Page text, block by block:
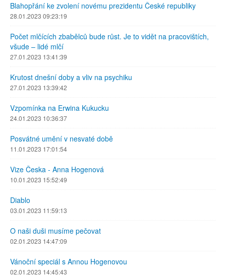
Blahopřání ke zvolení novému prezidentu České republiky
28.01.2023 09:23:19
Počet mlčících zbabělců bude růst. Je to vidět na pracovištích,
všude – lidé mlčí
27.01.2023 13:41:39
Krutost dnešní doby a vliv na psychiku
27.01.2023 13:39:42
Vzpomínka na Erwina Kukucku
24.01.2023 10:36:37
Posvátné umění v nesvaté době
11.01.2023 17:01:54
Vize Česka - Anna Hogenová
10.01.2023 15:52:49
Diablo
03.01.2023 11:59:13
O naši duši musíme pečovat
02.01.2023 14:47:09
Vánoční speciál s Annou Hogenovou
02.01.2023 14:45:43